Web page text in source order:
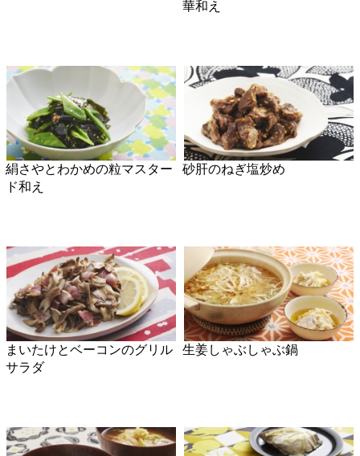
鶏つみれとキャベツの塩麹煮 レンチン！月見肉うどん
鮭のレモンムニエル レタスとじゃこの韓国風炒め